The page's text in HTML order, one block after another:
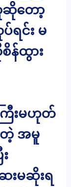
တော့
င်း မ
န်ထွား
ြီးမဟုတ်
တဲ့ အမူ
းမဆိုးရ